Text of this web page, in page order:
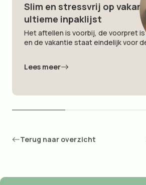
Slim en stressvrij op
ultieme inpaklijst
Het aftellen is voorbij, de voorpret
en de vakantie staat eindelijk voor
Lees meer
Terug naar overzicht